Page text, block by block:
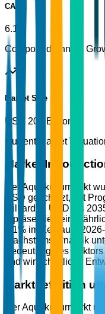
CAGR
6.1%
Compound Annual
Market Size
USD 200 Billion
Current Market
Market
Der Aquakulturmarkt
USD geschätzt, mit
Milliarden USD bis
repräsentiert eine
6,1% im Zeitraum
Wachstumsdynamik
Bedeutung des
und wirtschaftliche
Marktdefinition
Der Aquakulturmarkt